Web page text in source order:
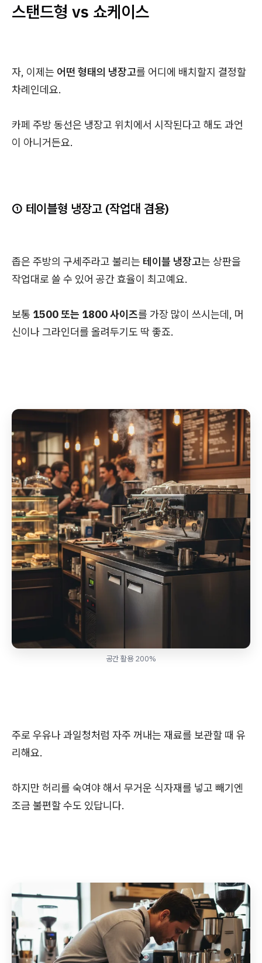
스탠드형 vs 쇼케이스
자, 이제는 어떤 형태의 냉장고를 어디에 배치할지 결정할
차례인데요.
카페 주방 동선은 냉장고 위치에서 시작된다고 해도 과언
이 아니거든요.
① 테이블형 냉장고 (작업대 겸용)
좁은 주방의 구세주라고 불리는 테이블 냉장고는 상판을
작업대로 쓸 수 있어 공간 효율이 최고예요.
보통 1500 또는 1800 사이즈를 가장 많이 쓰시는데, 머
신이나 그라인더를 올려두기도 딱 좋죠.
공간 활용 200%
주로 우유나 과일청처럼 자주 꺼내는 재료를 보관할 때 유
리해요.
하지만 허리를 숙여야 해서 무거운 식자재를 넣고 빼기엔
조금 불편할 수도 있답니다.